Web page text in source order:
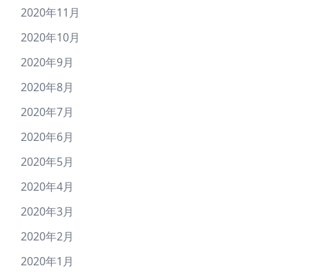
2020年11月
2020年10月
2020年9月
2020年8月
2020年7月
2020年6月
2020年5月
2020年4月
2020年3月
2020年2月
2020年1月